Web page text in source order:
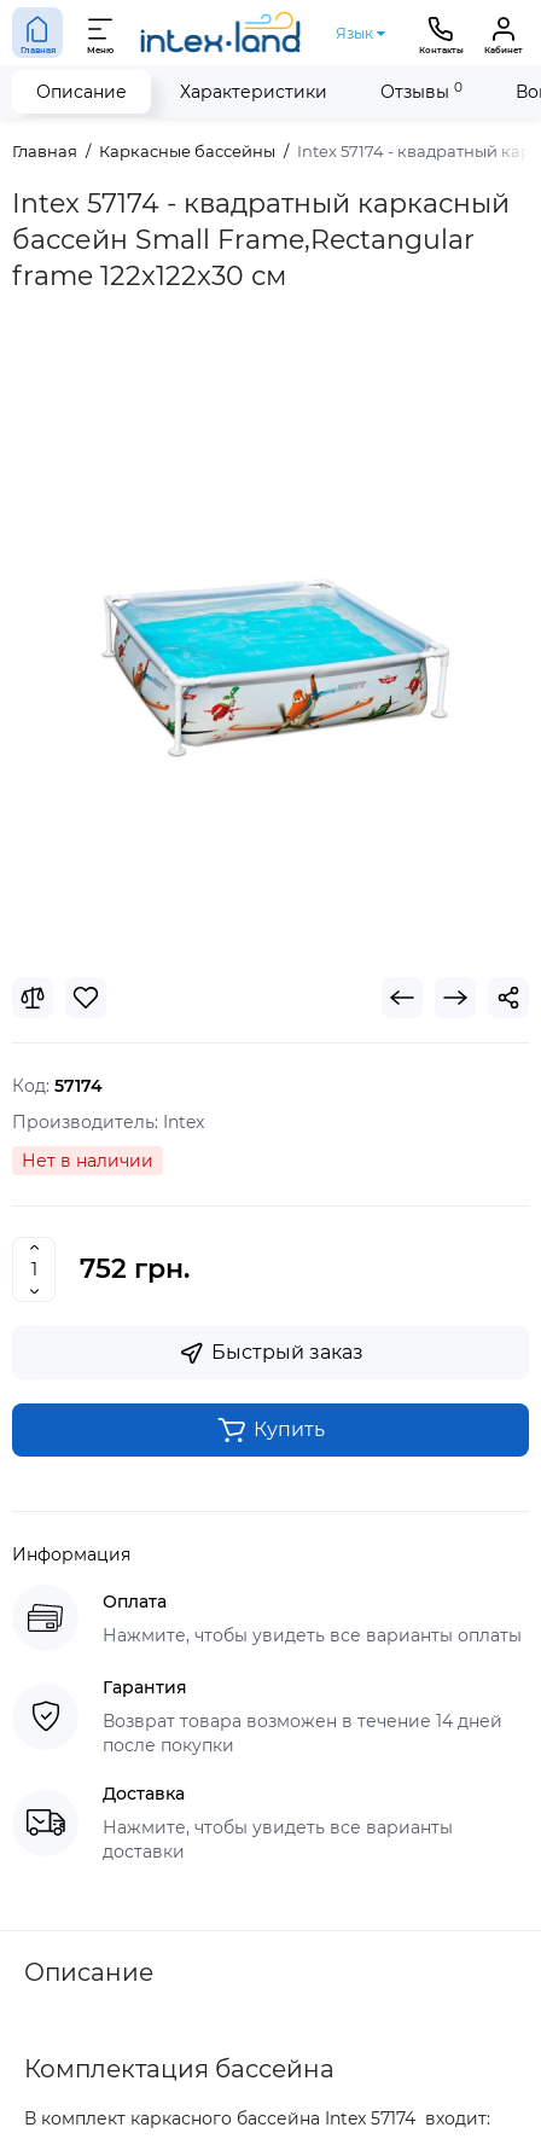
Главная Меню
Язык
Контакты Кабинет
Главная Каркасные бассейны Intex 57174 - квадратный
Intex 57174 - квадратный каркасный
бассейн Small Frame,Rectangular
frame 122x122x30 см
Код: 57174
Производитель: Intex
Нет в наличии
752 грн.
Быстрый заказ
Купить
Информация
Оплата
Нажмите, чтобы увидеть все варианты оплаты
Гарантия
Возврат товара возможен в течение 14 дней
после покупки
Доставка
Нажмите, чтобы увидеть все варианты
доставки
Описание Характеристики Отзывы 0
Описание
Комплектация бассейна
В комплект каркасного бассейна Intex 57174 входит: